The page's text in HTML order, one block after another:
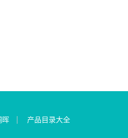
晖 产品目录大全